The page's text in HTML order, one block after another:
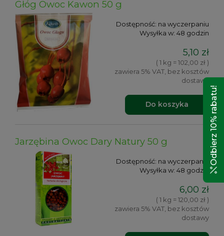
Głóg Owoc Kawon 50 g
Dostępność: na wyczerpaniu
Wysyłka w: 48 godzin
5,10 zł
( 1 kg = 102,00 zł )
zawiera 5% VAT, bez kosztów
dostawy
Do koszyka
Jarzębina Owoc Dary Natury 50 g
Dostępność: na wyczerpaniu
Wysyłka w: 48 godzin
6,00 zł
( 1 kg = 120,00 zł )
zawiera 5% VAT, bez kosztów
dostawy
Odbierz 10% rabatu!